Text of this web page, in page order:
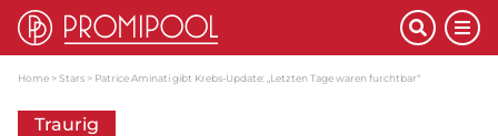
Home Stars Patrice Aminati gibt Krebs-Update: „Letzten Tage waren furchtbar“
Traurig